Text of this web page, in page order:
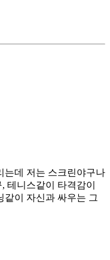
는데 저는 스크린야구나
테니스같이 타격감이
같이 자신과 싸우는 그